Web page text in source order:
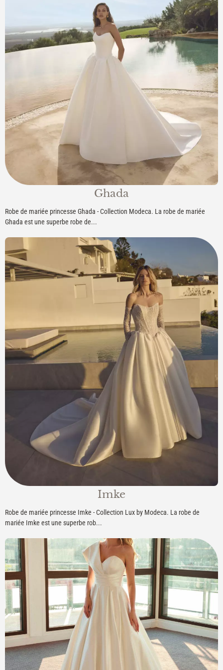
Ghada
Robe de mariée princesse Ghada - Collection Modeca. La robe de mariée
Ghada est une superbe robe de...
Imke
Robe de mariée princesse Imke - Collection Lux by Modeca. La robe de
mariée Imke est une superbe rob...